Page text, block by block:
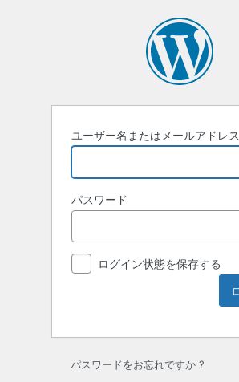
ユーザー名またはメールアドレス
パスワード
ログイン状態を保存する
パスワードをお忘れですか ?